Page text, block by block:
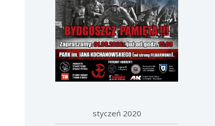
styczeń 2020